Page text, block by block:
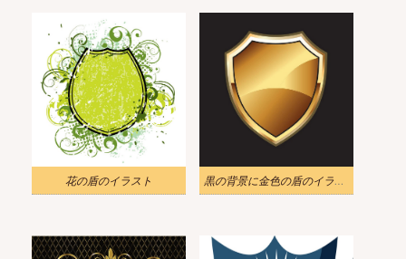
花の盾のイラスト 黒の背景に金色の盾のイラスト